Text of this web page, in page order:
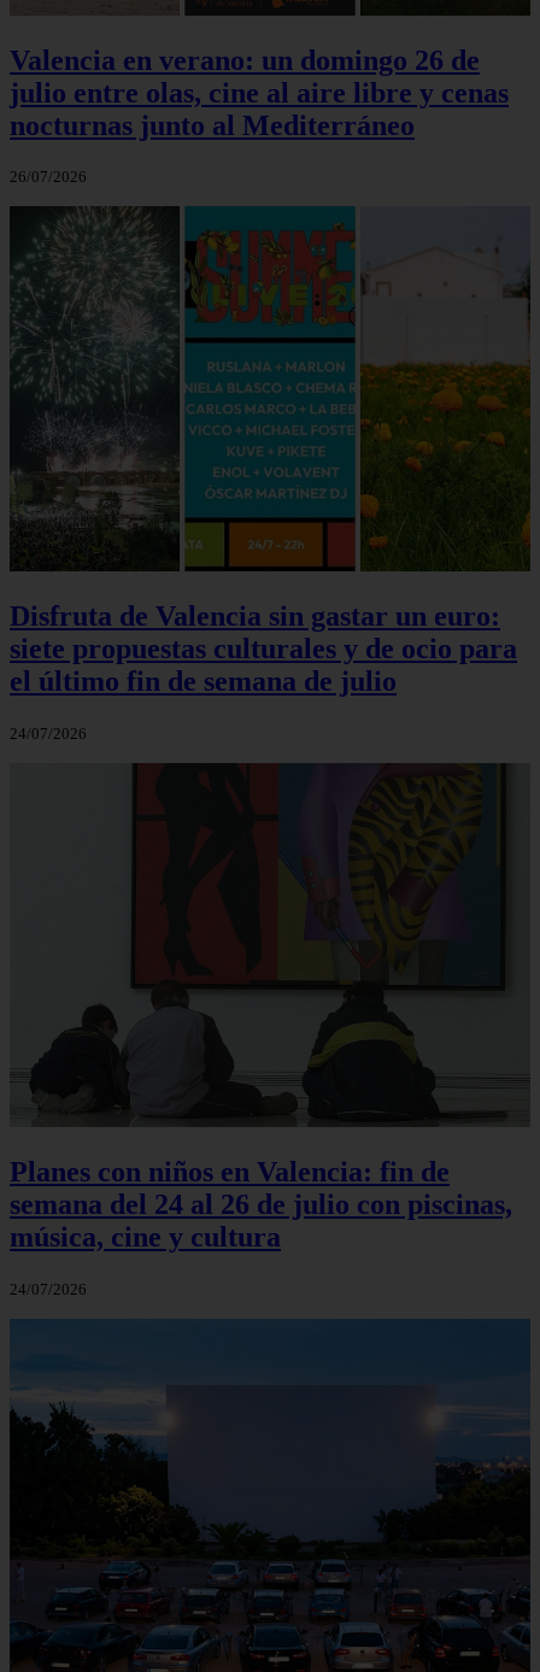
Valencia en verano: un domingo 26 de
julio entre olas, cine al aire libre y cenas
nocturnas junto al Mediterráneo
26/07/2026
Disfruta de Valencia sin gastar un euro:
siete propuestas culturales y de ocio para
el último fin de semana de julio
24/07/2026
Planes con niños en Valencia: fin de
semana del 24 al 26 de julio con piscinas,
música, cine y cultura
24/07/2026